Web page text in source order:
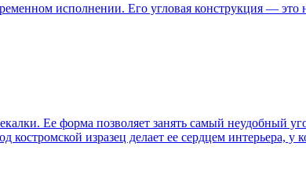
исполнении. Его угловая конструкция — это
Ее форма позволяет занять самый неудобный
изразец делает ее сердцем интерьера, у